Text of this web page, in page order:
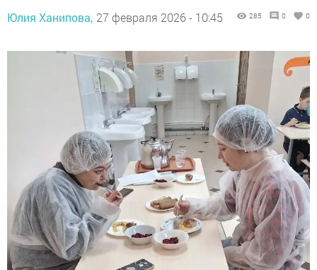
Юлия Ханипова, 27 февраля 2026 - 10:45 285 0 0